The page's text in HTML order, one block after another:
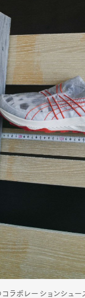
ボレーションシューズ